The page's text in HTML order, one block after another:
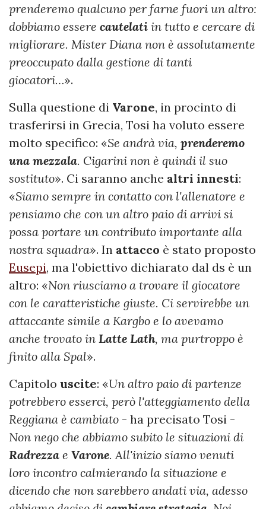
prenderemo qualcuno per farne fuori un altro:
dobbiamo essere cautelati in tutto e cercare di
migliorare. Mister Diana non è assolutamente
preoccupato dalla gestione di tanti
giocatori…».
Sulla questione di Varone, in procinto di
trasferirsi in Grecia, Tosi ha voluto essere
molto specifico: «Se andrà via, prenderemo
una mezzala. Cigarini non è quindi il suo
sostituto». Ci saranno anche altri innesti:
«Siamo sempre in contatto con l'allenatore e
pensiamo che con un altro paio di arrivi si
possa portare un contributo importante alla
nostra squadra». In attacco è stato proposto
Eusepi, ma l'obiettivo dichiarato dal ds è un
altro: «Non riusciamo a trovare il giocatore
con le caratteristiche giuste. Ci servirebbe un
attaccante simile a Kargbo e lo avevamo
anche trovato in Latte Lath, ma purtroppo è
finito alla Spal».
Capitolo uscite: «Un altro paio di partenze
potrebbero esserci, però l'atteggiamento della
Reggiana è cambiato - ha precisato Tosi -
Non nego che abbiamo subito le situazioni di
Radrezza e Varone. All'inizio siamo venuti
loro incontro calmierando la situazione e
dicendo che non sarebbero andati via, adesso